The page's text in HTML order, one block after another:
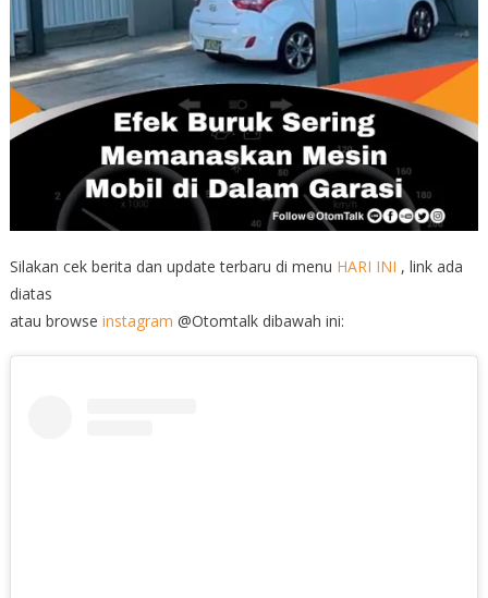
Silakan cek berita dan update terbaru di menu HARI INI , link ada
diatas
atau browse instagram @Otomtalk dibawah ini: